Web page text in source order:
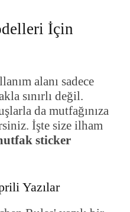
İçin
alanı sadece
sınırlı değil.
da mutfağınıza
İşte size ilham
sticker
Yazılar